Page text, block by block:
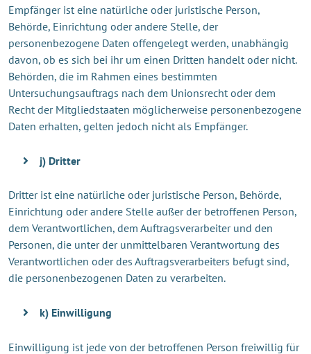
Empfänger ist eine natürliche oder juristische Person,
Behörde, Einrichtung oder andere Stelle, der
personenbezogene Daten offengelegt werden, unabhängig
davon, ob es sich bei ihr um einen Dritten handelt oder nicht.
Behörden, die im Rahmen eines bestimmten
Untersuchungsauftrags nach dem Unionsrecht oder dem
Recht der Mitgliedstaaten möglicherweise personenbezogene
Daten erhalten, gelten jedoch nicht als Empfänger.
j) Dritter
Dritter ist eine natürliche oder juristische Person, Behörde,
Einrichtung oder andere Stelle außer der betroffenen Person,
dem Verantwortlichen, dem Auftragsverarbeiter und den
Personen, die unter der unmittelbaren Verantwortung des
Verantwortlichen oder des Auftragsverarbeiters befugt sind,
die personenbezogenen Daten zu verarbeiten.
k) Einwilligung
Einwilligung ist jede von der betroffenen Person freiwillig für